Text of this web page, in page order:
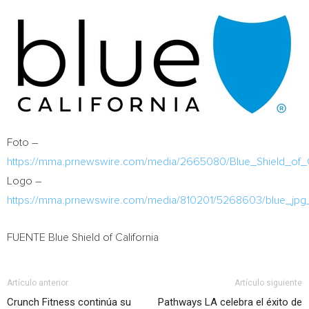
Foto –
https://mma.prnewswire.com/media/2665080/
Logo –
https://mma.prnewswire.com/media/810201/5268603/
FUENTE Blue Shield of California
Artículo anterior
Crunch Fitness continúa su
Artículo siguiente
Pathways LA celebra el éxito de